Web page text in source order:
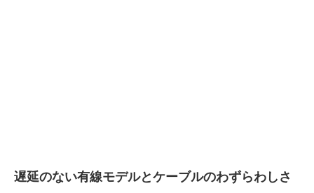
遅延のない有線モデルとケーブルのわずらわしさ